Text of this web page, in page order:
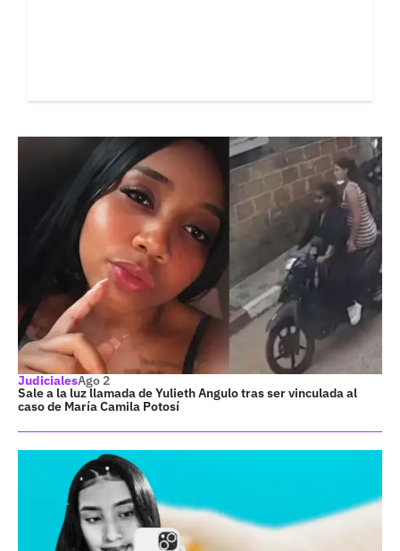
JudicialesAgo 2
Sale a la luz llamada de Yulieth Angulo tras ser vinculada al
caso de María Camila Potosí